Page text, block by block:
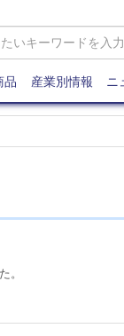
品 産業別情報 ニ
。